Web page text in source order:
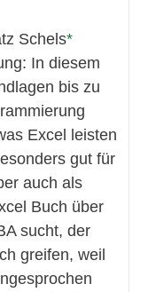
Schels
In diesem
bis zu
Excel leisten
gut für
auch als
Buch über
sucht, der
greifen, weil